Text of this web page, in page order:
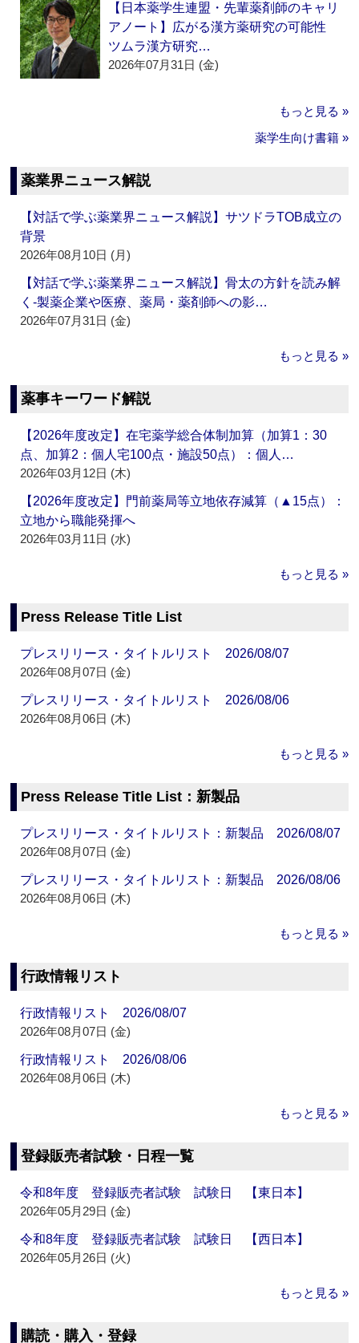
【日本薬学生連盟・先輩薬剤師のキャリ
アノート】広がる漢方薬研究の可能性
ツムラ漢方研究…
2026年07月31日 (金)
もっと見る »
薬学生向け書籍 »
薬業界ニュース解説
【対話で学ぶ薬業界ニュース解説】サツドラTOB成立の
背景
2026年08月10日 (月)
【対話で学ぶ薬業界ニュース解説】骨太の方針を読み解
く‐製薬企業や医療、薬局・薬剤師への影…
2026年07月31日 (金)
もっと見る »
薬事キーワード解説
【2026年度改定】在宅薬学総合体制加算（加算1：30
点、加算2：個人宅100点・施設50点）：個人…
2026年03月12日 (木)
【2026年度改定】門前薬局等立地依存減算（▲15点）：
立地から職能発揮へ
2026年03月11日 (水)
もっと見る »
Press Release Title List
プレスリリース・タイトルリスト 2026/08/07
2026年08月07日 (金)
プレスリリース・タイトルリスト 2026/08/06
2026年08月06日 (木)
もっと見る »
Press Release Title List：新製品
プレスリリース・タイトルリスト：新製品 2026/08/07
2026年08月07日 (金)
プレスリリース・タイトルリスト：新製品 2026/08/06
2026年08月06日 (木)
もっと見る »
行政情報リスト
行政情報リスト 2026/08/07
2026年08月07日 (金)
行政情報リスト 2026/08/06
2026年08月06日 (木)
もっと見る »
登録販売者試験・日程一覧
令和8年度 登録販売者試験 試験日 【東日本】
2026年05月29日 (金)
令和8年度 登録販売者試験 試験日 【西日本】
2026年05月26日 (火)
もっと見る »
購読・購入・登録